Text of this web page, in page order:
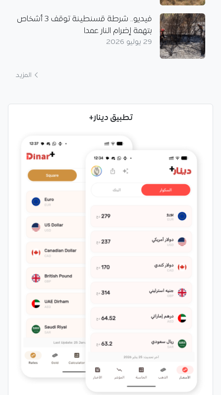
فيديو.. شرطة قسنطينة توقف 3 أشخاص
بتهمة إضرام النار عمدا
29 يوليو 2026
المزيد
تطبيق دينار+